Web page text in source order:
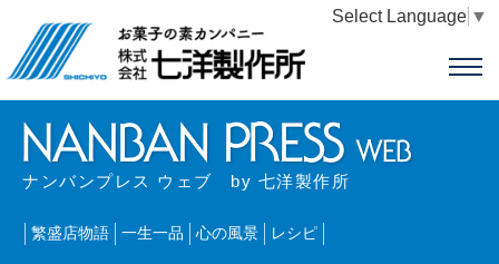
Select Language ▼
ナンバンプレス ウェブ by 七洋製作所
繁盛店物語 一生一品 心の風景 レシピ